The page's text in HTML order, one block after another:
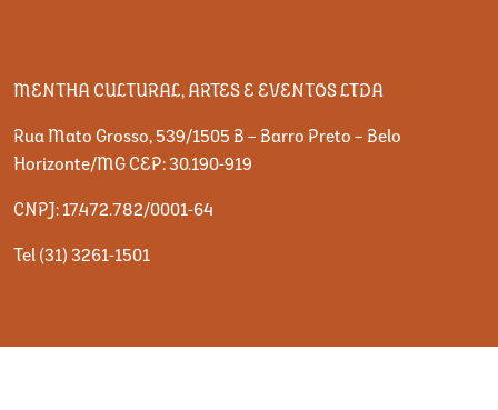
MENTHA CULTURAL, ARTES E EVENTOS LTDA
Rua Mato Grosso, 539/1505 B – Barro Preto – Belo
Horizonte/MG CEP: 30.190-919
CNPJ: 17.472.782/0001-64
Tel (31) 3261-1501